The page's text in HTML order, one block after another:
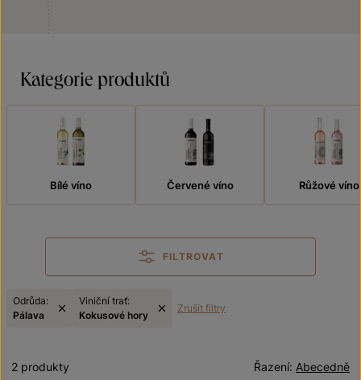
Kategorie produktů
Bílé víno Červené víno Růžové víno
FILTROVAT
Odrůda:
Pálava
Viniční trať:
Kokusové hory
Zrušit filtry
Abecedně
Řazení:
2 produkty